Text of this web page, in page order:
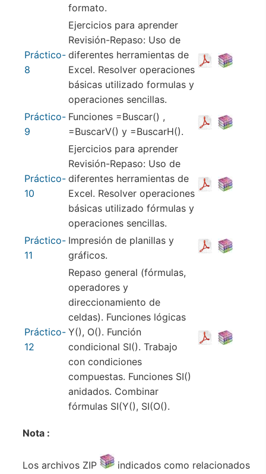
formato.
Práctico-
8
Ejercicios para aprender
Revisión-Repaso: Uso de
diferentes herramientas de
Excel. Resolver operaciones
básicas utilizado formulas y
operaciones sencillas.
Práctico-
9
Funciones =Buscar() ,
=BuscarV() y =BuscarH().
Práctico-
10
Ejercicios para aprender
Revisión-Repaso: Uso de
diferentes herramientas de
Excel. Resolver operaciones
básicas utilizado fórmulas y
operaciones sencillas.
Práctico-
11
Impresión de planillas y
gráficos.
Práctico-
12
Repaso general (fórmulas,
operadores y
direccionamiento de
celdas). Funciones lógicas
Y(), O(). Función
condicional SI(). Trabajo
con condiciones
compuestas. Funciones SI()
anidados. Combinar
fórmulas SI(Y(), SI(O().
Nota :
Los archivos ZIP
indicados como relacionados